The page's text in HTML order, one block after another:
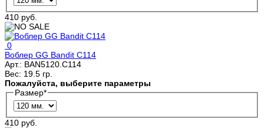
410 руб.
0
Воблер GG Bandit C114
Арт.: BAN5120.C114
Вес: 19.5 гр.
Пожалуйста, выберите параметры
Размер*
410 руб.